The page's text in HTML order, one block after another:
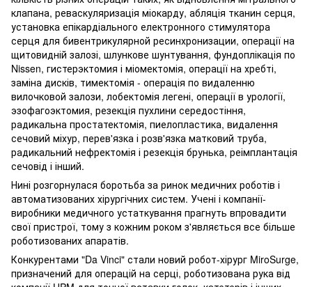
клапана, реваскуляризація міокарду, абляція тканин серця,
установка епікардіального електронного стимулятора
серця для бивентрикулярной ресинхронизации, операції на
щитовидній залозі, шлункове шунтування, фундоплікація по
Nissen, гистерэктомия і міомектомія, операції на хребті,
заміна дисків, тимектомія - операція по видаленню
вилочковой залози, лобектомія легені, операції в урології,
эзофагоэктомия, резекція пухлини середостіння,
радикальна простатектомія, пиелопластика, видалення
сечовий міхур, перев'язка і розв'язка матковий труба,
радикальний нефректомія і резекція брунька, реімплантація
сечовід і інший.
Нині розгорнулася боротьба за ринок медичних роботів і
автоматизованих хірургічних систем. Учені і компанії-
виробники медичного устаткування прагнуть впровадити
свої пристрої, тому з кожним роком з'являється все більше
роботизованих апаратів.
Конкурентами "Da Vinci" стали новий робот-хірург MiroSurge,
призначений для операцій на серці, роботизована рука від